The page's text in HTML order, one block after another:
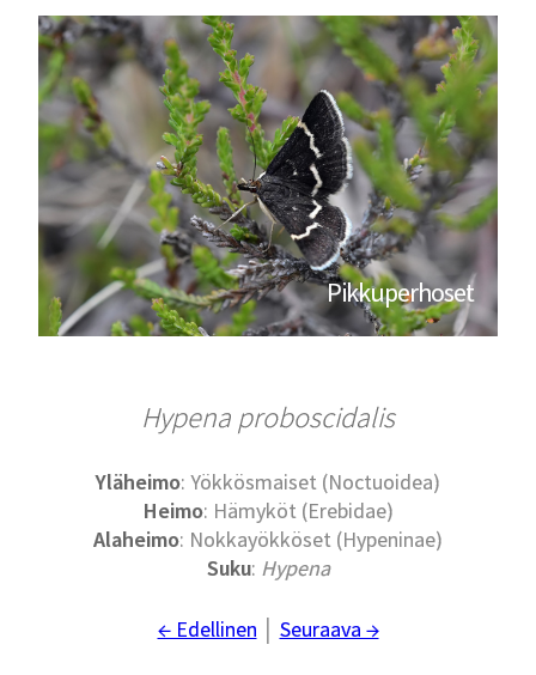
Pikkuperhoset
Hypena proboscidalis
Yläheimo: Yökkösmaiset (Noctuoidea)
Heimo: Hämyköt (Erebidae)
Alaheimo: Nokkayökköset (Hypeninae)
Suku: Hypena
← Edellinen Seuraava →